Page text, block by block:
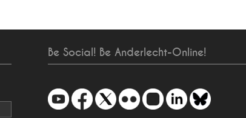
Be Social! Be Anderlecht-Online!